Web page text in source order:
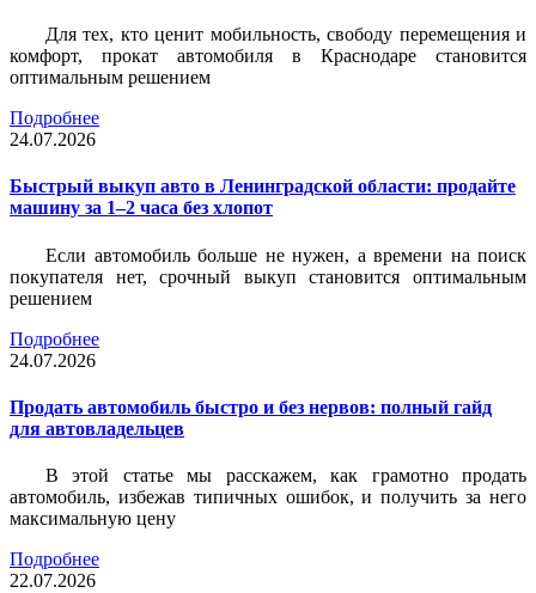
Для тех, кто ценит мобильность, свободу перемещения и
комфорт, прокат автомобиля в Краснодаре становится
оптимальным решением
Подробнее
24.07.2026
Быстрый выкуп авто в Ленинградской области: продайте
машину за 1–2 часа без хлопот
Если автомобиль больше не нужен, а времени на поиск
покупателя нет, срочный выкуп становится оптимальным
решением
Подробнее
24.07.2026
Продать автомобиль быстро и без нервов: полный гайд
для автовладельцев
В этой статье мы расскажем, как грамотно продать
автомобиль, избежав типичных ошибок, и получить за него
максимальную цену
Подробнее
22.07.2026